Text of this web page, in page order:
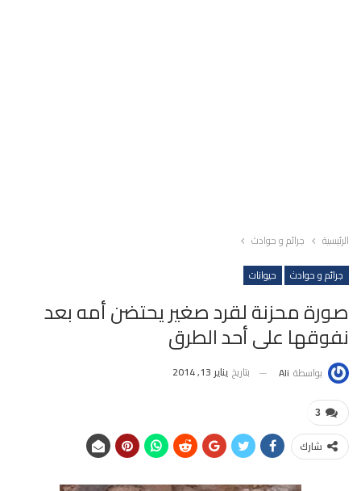
الرئيسية
جرائم و حوادث
جرائم و حوادث
حيوانات
صورة محزنة لقرد صغير يحتضن أمه بعد
نفوقها على أحد الطرق
بواسطة Ali بتاريخ يناير 13, 2014
3
شارك